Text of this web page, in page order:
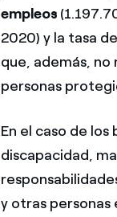
empleos
2020) y la tasa
que, además,
personas
En el caso de
discapacidad,
y otras personas